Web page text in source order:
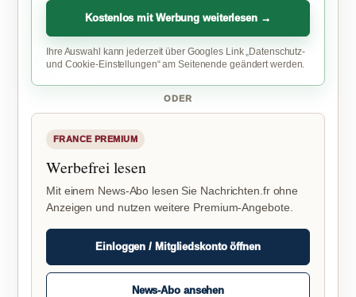
Kostenlos mit Werbung weiterlesen →
Ihre Auswahl kann jederzeit über Googles Link „Datenschutz-
und Cookie-Einstellungen“ am Seitenende geändert werden.
ODER
FRANCE PREMIUM
Werbefrei lesen
Mit einem News-Abo lesen Sie Nachrichten.fr ohne
Anzeigen und nutzen weitere Premium-Angebote.
Einloggen / Mitgliedskonto öffnen
News-Abo ansehen